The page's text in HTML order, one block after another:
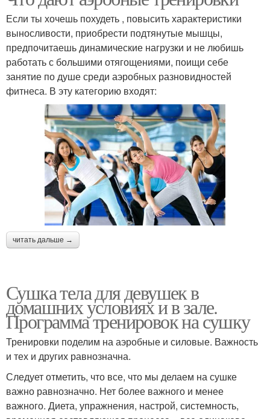
Если ты хочешь похудеть , повысить характеристики
выносливости, приобрести подтянутые мышцы,
предпочитаешь динамические нагрузки и не любишь
работать с большими отягощениями, поищи себе
занятие по душе среди аэробных разновидностей
фитнеса. В эту категорию входят:
читать дальше →
Сушка тела для девушек в
домашних условиях и в зале.
Программа тренировок на сушку
Тренировки поделим на аэробные и силовые. Важность
и тех и других равнозначна.
Следует отметить, что все, что мы делаем на сушке
важно равнозначно. Нет более важного и менее
важного. Диета, упражнения, настрой, системность,